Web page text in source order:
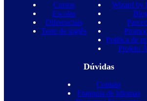
Cursos
Escolas
Diferenciais
Teste de inglês
Wizard by
Política de
Projeto
Dúvidas
Contato
Franquia de Idiomas